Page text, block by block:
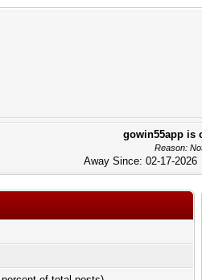
gowin55app is
Reason:
Away Since: 02-17-